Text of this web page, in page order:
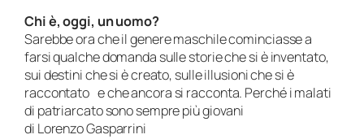
Chi è, oggi, un uomo?
Sarebbe ora che il genere maschile cominciasse a
farsi qualche domanda sulle storie che si è inventato,
sui destini che si è creato, sulle illusioni che si è
raccontato e che ancora si racconta. Perché i malati
di patriarcato sono sempre più giovani
di Lorenzo Gasparrini